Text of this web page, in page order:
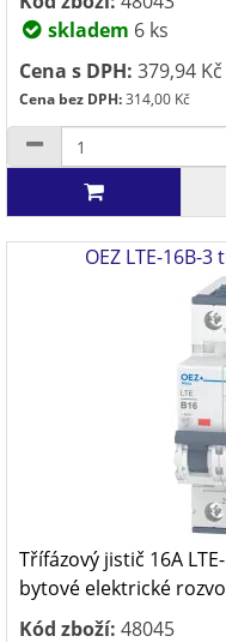
skladem 6 ks
Cena s DPH: 379,94 Kč
Cena bez DPH:314,00 Kč
OEZ LTE-16B-
Třífázový jistič 16A
bytové elektrické
Kód zboží: 48045